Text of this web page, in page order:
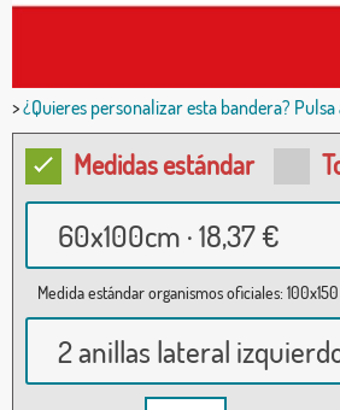
>¿Quieres personalizar esta bandera? Pulsa
Medidas estándar
60x100cm · 18,37 €
Medida estándar organismos oficiales:
2 anillas lateral